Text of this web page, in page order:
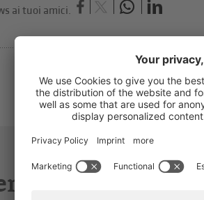
ai tuoi amici.
anche